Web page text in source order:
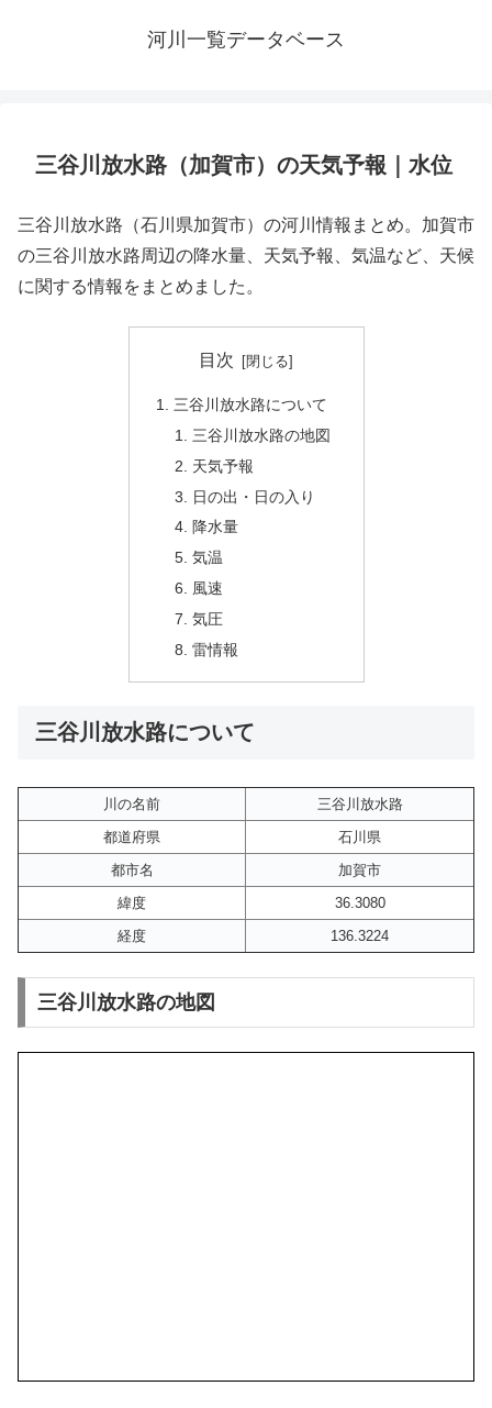
河川一覧データベース
三谷川放水路（加賀市）の天気予報｜水位
三谷川放水路（石川県加賀市）の河川情報まとめ。加賀市
の三谷川放水路周辺の降水量、天気予報、気温など、天候
に関する情報をまとめました。
目次
三谷川放水路について
三谷川放水路の地図
天気予報
日の出・日の入り
降水量
気温
風速
気圧
雷情報
三谷川放水路について
川の名前
三谷川放水路
都道府県
石川県
都市名
加賀市
緯度
36.3080
経度
136.3224
三谷川放水路の地図